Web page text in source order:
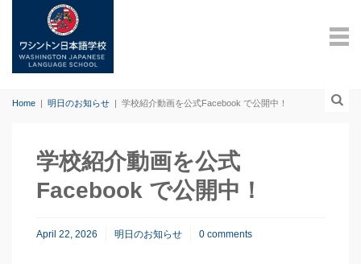
Home | 明日のお知らせ | 学校紹介動画を公式Facebook で公開中！
学校紹介動画を公式
Facebook で公開中！
April 22, 2026 明日のお知らせ 0 comments